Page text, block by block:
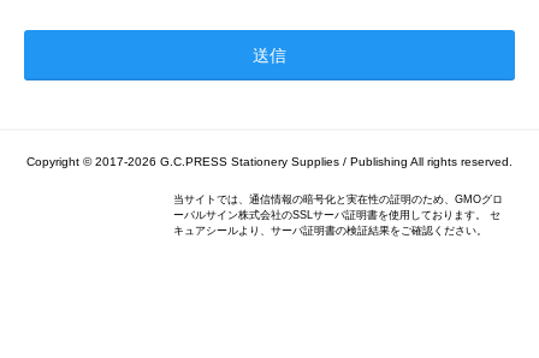
Copyright © 2017-2026 G.C.PRESS Stationery Supplies / Publishing All rights reserved.
当サイトでは、通信情報の暗号化と実在性の証明のため、GMOグロ
ーバルサイン株式会社のSSLサーバ証明書を使用しております。 セ
キュアシールより、サーバ証明書の検証結果をご確認ください。